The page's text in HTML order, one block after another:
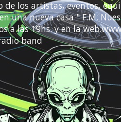
los artistas, eventos,
una nueva casa " F.M.
a las 19hs. y en la
band